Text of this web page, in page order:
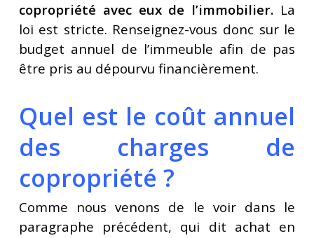
copropriété avec eux de l’immobilier. La
loi est stricte. Renseignez-vous donc sur le
budget annuel de l’immeuble afin de pas
être pris au dépourvu financièrement.
Quel est le coût annuel
des charges de
copropriété ?
Comme nous venons de le voir dans le
paragraphe précédent, qui dit achat en